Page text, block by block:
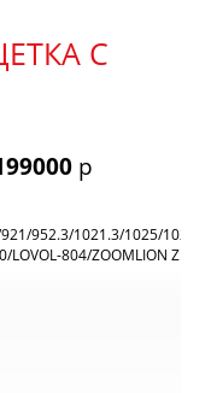
С
р
952.3/1021.3/1025/
804/ZOOMLION Z16